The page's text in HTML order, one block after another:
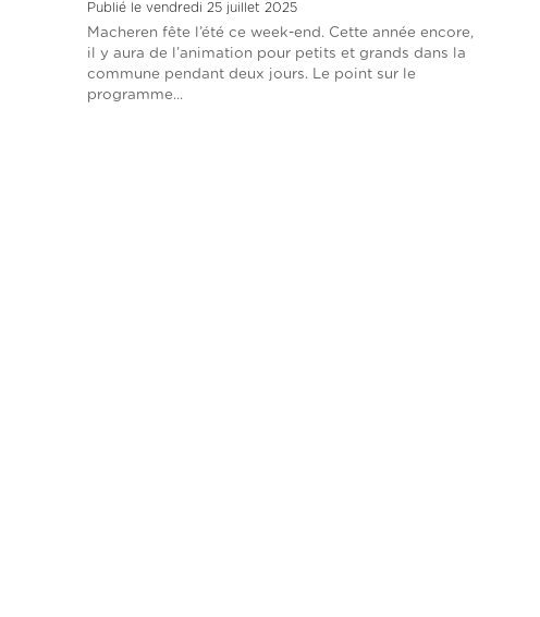
Publié le vendredi 25 juillet 2025
Macheren fête l’été ce week-end. Cette année encore,
il y aura de l’animation pour petits et grands dans la
commune pendant deux jours. Le point sur le
programme...